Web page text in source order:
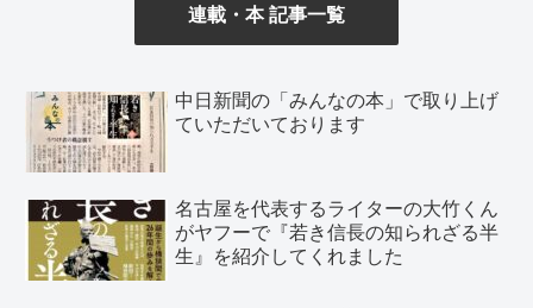
連載・本 記事一覧
中日新聞の「みんなの本」で取り上げ
ていただいております
名古屋を代表するライターの大竹くん
がヤフーで『若き信長の知られざる半
生』を紹介してくれました